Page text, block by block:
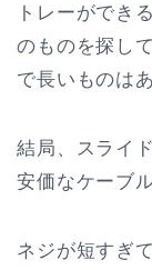
トレーができ
のものを探し
で長いものは
結局、スライ
安価なケーブ
ネジが短すぎ